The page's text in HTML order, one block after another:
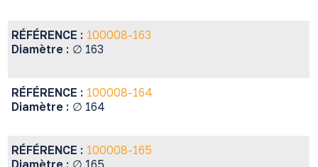
RÉFÉRENCE : 100008-163
Diamètre : ∅ 163
RÉFÉRENCE : 100008-164
Diamètre : ∅ 164
RÉFÉRENCE : 100008-165